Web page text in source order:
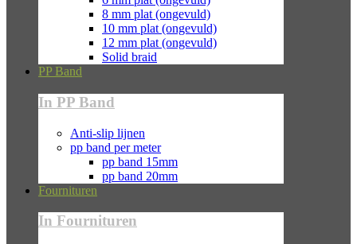
8 mm plat (ongevuld)
10 mm plat (ongevuld)
12 mm plat (ongevuld)
Solid braid
PP Band
In PP Band
Anti-slip lijnen
pp band per meter
pp band 15mm
pp band 20mm
Fournituren
In Fournituren